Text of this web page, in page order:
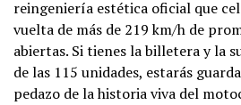
reingeniería estética oficial que
vuelta de más de 219 km/h de
abiertas. Si tienes la billetera y la
de las 115 unidades, estarás
pedazo de la historia viva del